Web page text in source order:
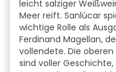
leicht salziger
Meer reift. Sanlúcar
wichtige Rolle als
Ferdinand Magellan,
vollendete. Die
sind voller